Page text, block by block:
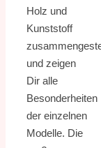
Holz und
Kunststoff
und zeigen
Dir alle
Besonderheiten
der einzelnen
Modelle. Die